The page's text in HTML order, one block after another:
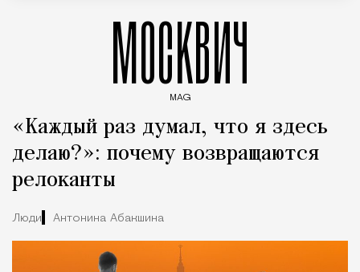
МОСКВИЧ
MAG
«Каждый раз думал, что я здесь
делаю?»: почему возвращаются
релоканты
Люди Антонина Абакшина